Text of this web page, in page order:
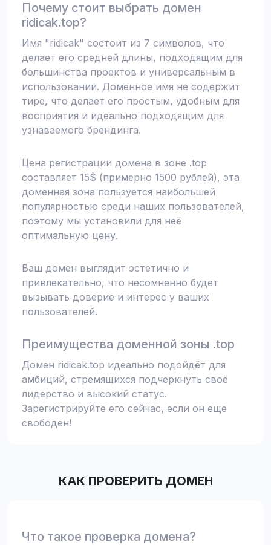
Почему стоит выбрать домен
ridicak.top?
Имя "ridicak" состоит из 7 символов, что
делает его средней длины, подходящим для
большинства проектов и универсальным в
использовании. Доменное имя не содержит
тире, что делает его простым, удобным для
восприятия и идеально подходящим для
узнаваемого брендинга.
Цена регистрации домена в зоне .top
составляет 15$ (примерно 1500 рублей), эта
доменная зона пользуется наибольшей
популярностью среди наших пользователей,
поэтому мы установили для неё
оптимальную цену.
Ваш домен выглядит эстетично и
привлекательно, что несомненно будет
вызывать доверие и интерес у ваших
пользователей.
Преимущества доменной зоны .top
Домен ridicak.top идеально подойдёт для
амбиций, стремящихся подчеркнуть своё
лидерство и высокий статус.
Зарегистрируйте его сейчас, если он еще
свободен!
КАК ПРОВЕРИТЬ ДОМЕН
Что такое проверка домена?